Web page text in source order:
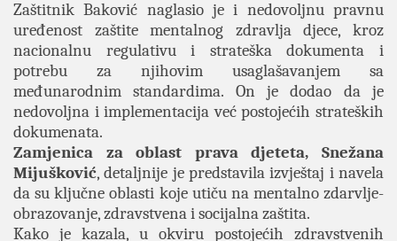
Zaštitnik Baković naglasio je i nedovoljnu pravnu
uređenost zaštite mentalnog zdravlja djece, kroz
nacionalnu regulativu i strateška dokumenta i
potrebu za njihovim usaglašavanjem sa
međunarodnim standardima. On je dodao da je
nedovoljna i implementacija već postojećih strateških
dokumenata.
Zamjenica za oblast prava djeteta, Snežana
Mijušković, detaljnije je predstavila izvještaj i navela
da su ključne oblasti koje utiču na mentalno zdarvlje-
obrazovanje, zdravstvena i socijalna zaštita.
Kako je kazala, u okviru postojećih zdravstvenih